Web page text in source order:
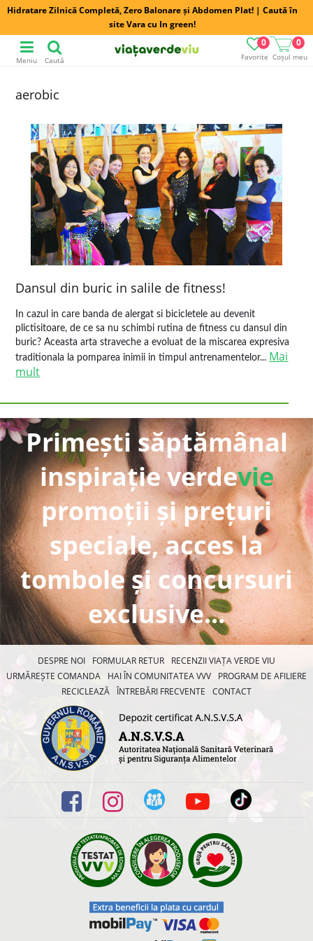
Hidratare Zilnică Completă, Zero Balonare și Abdomen Plat! | Caută în
site Vara cu In green!
Favorite
0
Coșul meu
0
Meniu Caută
aerobic
Dansul din buric in salile de fitness!
In cazul in care banda de alergat si bicicletele au devenit
plictisitoare, de ce sa nu schimbi rutina de fitness cu dansul din
buric? Aceasta arta straveche a evoluat de la miscarea expresiva
traditionala la pomparea inimii in timpul antrenamentelor... Mai
mult
Primești săptămânal
inspirație verdevie
promoții și prețuri
speciale, acces la
tombole și concursuri
exclusive...
DESPRE NOI FORMULAR RETUR
RECENZII VIAȚA VERDE VIU
URMĂREȘTE COMANDA
HAI ÎN COMUNITATEA VVV
PROGRAM DE AFILIERE
RECICLEAZĂ ÎNTREBĂRI FRECVENTE CONTACT